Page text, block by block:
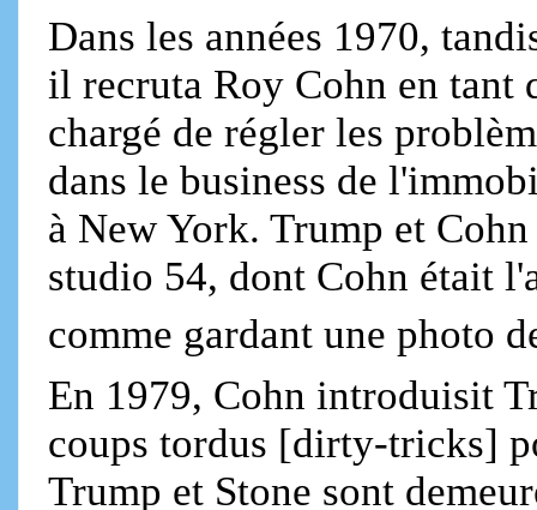
Dans les années 1970,
il recruta Roy Cohn en
chargé de régler les
dans le business de
à New York. Trump et
studio 54, dont Cohn était
comme gardant une photo
En 1979, Cohn introduisit
coups tordus [dirty-tricks]
Trump et Stone sont